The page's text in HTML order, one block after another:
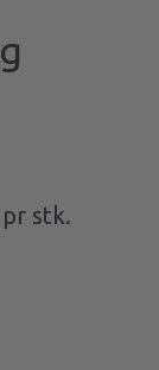
pr stk.